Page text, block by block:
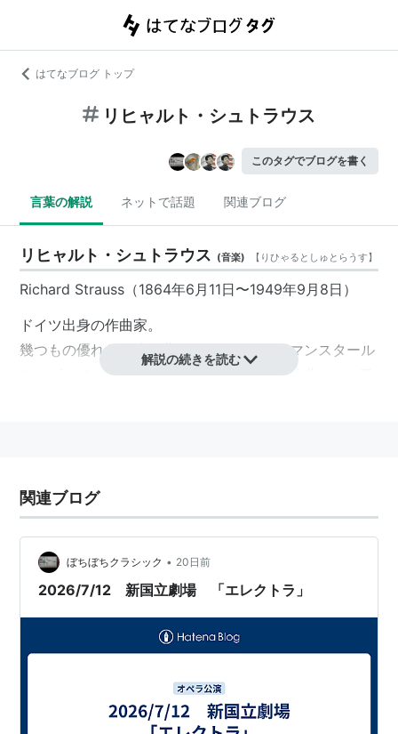
はてなブログ トップ
リヒャルト・シュトラウス
このタグでブログを書く
言葉の解説 ネットで話題 関連ブログ
リヒャルト・シュトラウス (音楽) 【 りひゃるとしゅとらうす】
Richard Strauss（1864年6月11日〜1949年9月8日 ）
ドイツ出身の作曲家。
幾つもの優れた管弦楽曲だけでなく、ホフマンスタール
やツヴァイク等の台本で、見事なオペラを作曲した。歌
主な器楽曲
ピアノ・ソナタ
ヴァイオリン・ソナタ
交響詩「ドン・ファン」
交響詩「ティル・オイレンシュピーゲルの愉快ない
解説の続きを読む
関連ブログ
ぼちぼちクラシック • 20日前
2026/7/12 新国立劇場 「エレクトラ」